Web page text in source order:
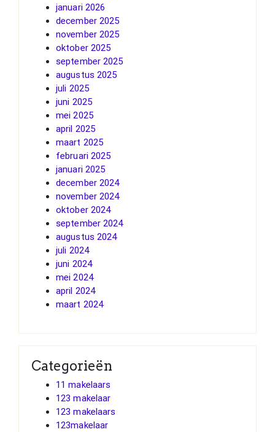
januari 2026
december 2025
november 2025
oktober 2025
september 2025
augustus 2025
juli 2025
juni 2025
mei 2025
april 2025
maart 2025
februari 2025
januari 2025
december 2024
november 2024
oktober 2024
september 2024
augustus 2024
juli 2024
juni 2024
mei 2024
april 2024
maart 2024
Categorieën
11 makelaars
123 makelaar
123 makelaars
123makelaar